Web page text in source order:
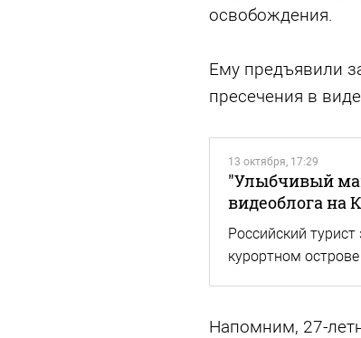
освобождения.
Ему предъявили
пресечения в
13 октября, 17:29
"Улыбчивый
видеоблога на
Российский
курортном острове
Напомним, 27-